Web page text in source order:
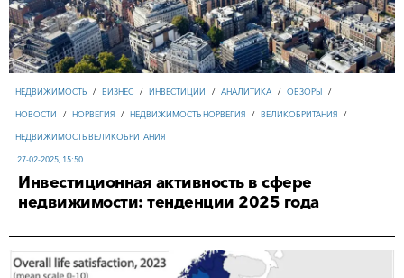
НЕДВИЖИМОСТЬ / БИЗНЕС / ИНВЕСТИЦИИ / АНАЛИТИКА / ОБЗОРЫ /
НОВОСТИ / НОРВЕГИЯ / НЕДВИЖИМОСТЬ НОРВЕГИЯ / ВЕЛИКОБРИТАНИЯ /
НЕДВИЖИМОСТЬ ВЕЛИКОБРИТАНИЯ
27-02-2025, 15:50
Инвестиционная активность в сфере
недвижимости: тенденции 2025 года